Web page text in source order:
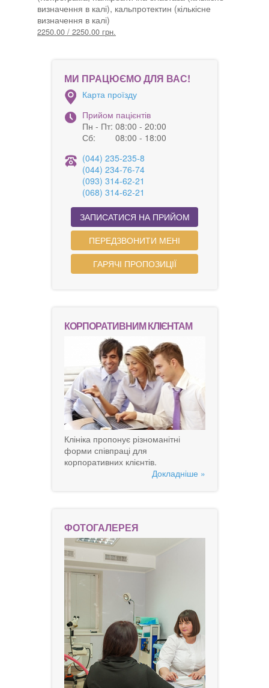
визначення в калі), кальпротектин (кількісне
визначення в калі)
2250.00 / 2250.00 грн.
МИ ПРАЦЮЄМО ДЛЯ ВАС!
Карта проїзду
Прийом пацієнтів
Пн - Пт: 08:00 - 20:00
Сб:
08:00 - 18:00
(044) 235-235-8
(044) 234-76-74
(093) 314-62-21
(068) 314-62-21
ЗАПИСАТИСЯ НА ПРИЙОМ
ПЕРЕДЗВОНИТИ МЕНІ
ГАРЯЧІ ПРОПОЗИЦІЇ
КОРПОРАТИВНИМ КЛІЄНТАМ
Клініка пропонує різноманітні
форми співпраці для
корпоративних клієнтів.
Докладніше »
ФОТОГАЛЕРЕЯ